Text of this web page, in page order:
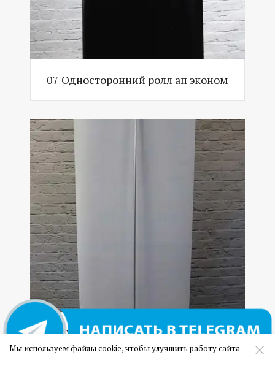
07 Односторонний ролл ап эконом
08 Односторонний ролл ап эконом
Мы используем файлы cookie, чтобы улучшить работу сайта